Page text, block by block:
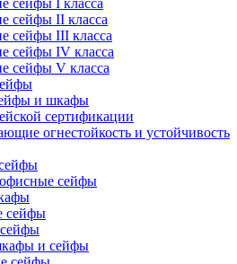
сейфы I класса
сейфы II класса
сейфы III класса
сейфы IV класса
сейфы V класса
и шкафы
сертификации
огнестойкость и устойчивость
сейфы
сейфы
и сейфы